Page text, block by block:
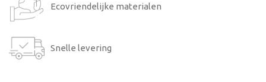
Ecovriendelijke materialen
Snelle levering